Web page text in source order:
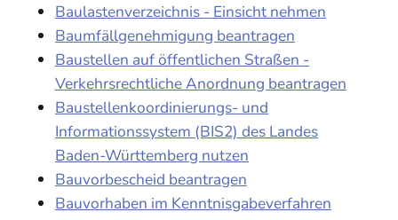
Baulastenverzeichnis - Einsicht nehmen
Baumfällgenehmigung beantragen
Baustellen auf öffentlichen Straßen -
Verkehrsrechtliche Anordnung beantragen
Baustellenkoordinierungs- und
Informationssystem (BIS2) des Landes
Baden-Württemberg nutzen
Bauvorbescheid beantragen
Bauvorhaben im Kenntnisgabeverfahren